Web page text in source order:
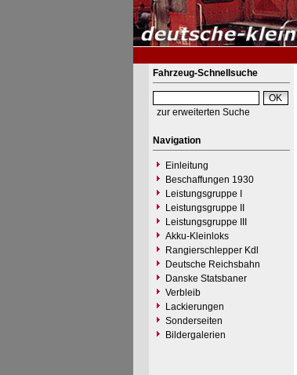
Fahrzeug-Schnellsuche
zur erweiterten Suche
Navigation
Einleitung
Beschaffungen 1930
Leistungsgruppe I
Leistungsgruppe II
Leistungsgruppe III
Akku-Kleinloks
Rangierschlepper Kdl
Deutsche Reichsbahn
Danske Statsbaner
Verbleib
Lackierungen
Sonderseiten
Bildergalerien